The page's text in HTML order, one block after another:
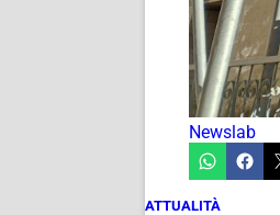
Newslab
ATTUALITÀ